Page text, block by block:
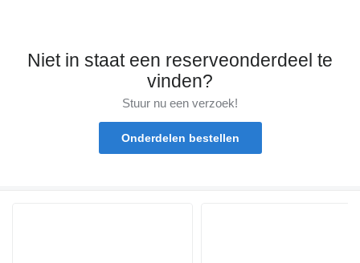
Niet in staat een reserveonderdeel te
vinden?
Stuur nu een verzoek!
Onderdelen bestellen